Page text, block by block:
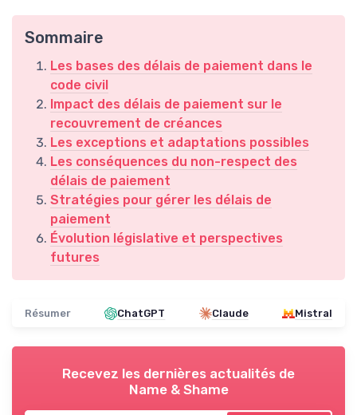
Sommaire
Les bases des délais de paiement dans le
code civil
Impact des délais de paiement sur le
recouvrement de créances
Les exceptions et adaptations possibles
Les conséquences du non-respect des
délais de paiement
Stratégies pour gérer les délais de
paiement
Évolution législative et perspectives
futures
Résumer ChatGPT Claude Mistral
Recevez les dernières actualités de
Name & Shame